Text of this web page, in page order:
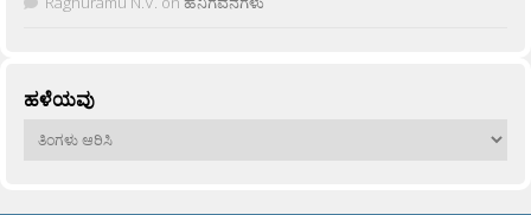
ಹಳೆಯವು
ಹಳೆಯವು